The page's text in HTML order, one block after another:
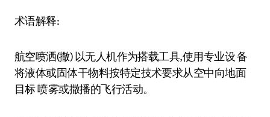
术语解释:
航空喷洒(撒) 以无人机作为搭载工具,使用专业设 备
将液体或固体干物料按特定技术要求从空中向地面
目标 喷雾或撒播的飞行活动。